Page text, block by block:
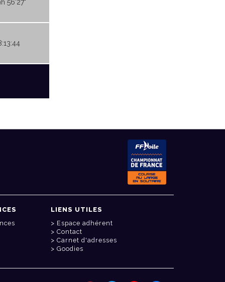
56'27"
LIENS UTILES
Espace adhérent
Contact
Carnet d'adresses
Goodies